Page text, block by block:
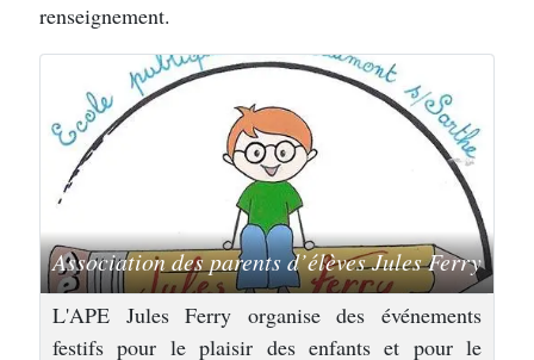
renseignement.
Association des parents d’élèves Jules Ferry
L'APE Jules Ferry organise des événements
festifs pour le plaisir des enfants et pour le